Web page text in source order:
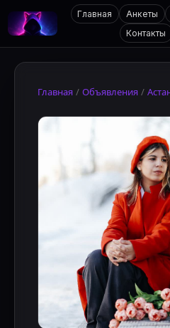
Главная Анкеты
Контакты
Главная / Объявления /